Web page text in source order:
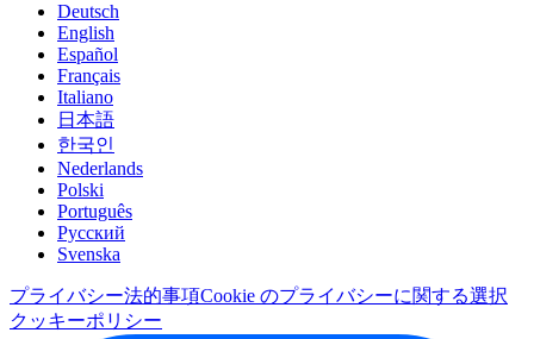
Deutsch
English
Español
Français
Italiano
日本語
한국인
Nederlands
Polski
Português
Pусский
Svenska
プライバシー法的事項Cookie のプライバシーに関する選択
クッキーポリシー